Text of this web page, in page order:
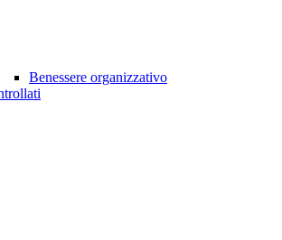
Benessere organizzativo